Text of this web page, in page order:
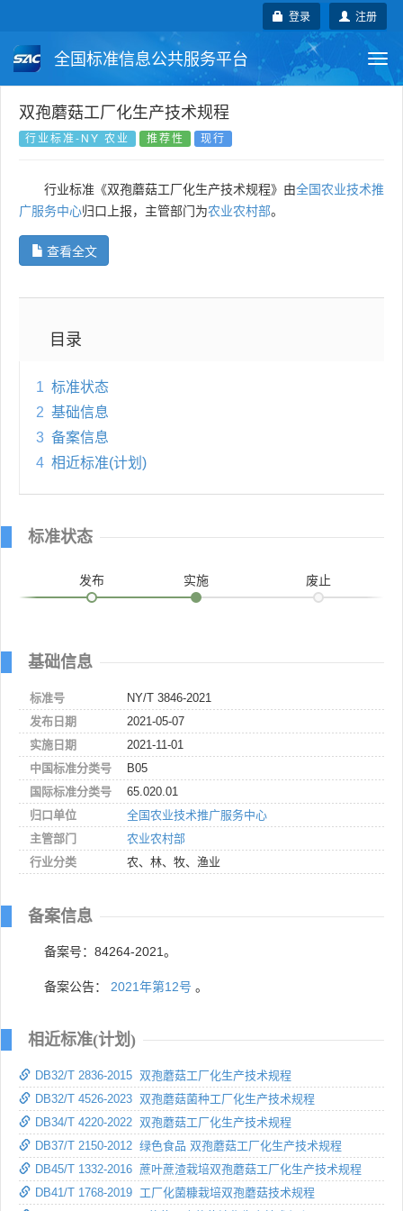
注册
登录
全国标准信息公共服务平台
国家标准 行业标准
国外标准 技术委员会
双孢蘑菇工厂化生产技术规程
行业标准-NY 农业 推荐性 现行
行业标准《双孢蘑菇工厂化生产技术规程》由全国农业技术推
广服务中心归口上报，主管部门为农业农村部。
查看全文
目录
1 标准状态
2 基础信息
3 备案信息
4 相近标准(计划)
标准状态
发布 实施 废止
基础信息
标准号
NY/T 3846-2021
发布日期
2021-05-07
实施日期
2021-11-01
中国标准分类号
B05
国际标准分类号
65.020.01
归口单位
全国农业技术推广服务中心
主管部门
农业农村部
行业分类
农、林、牧、渔业
备案信息
备案号：84264-2021。
备案公告： 2021年第12号 。
相近标准(计划)
DB32/T 2836-2015 双孢蘑菇工厂化生产技术规程
DB32/T 4526-2023 双孢蘑菇菌种工厂化生产技术规程
DB34/T 4220-2022 双孢蘑菇工厂化生产技术规程
DB37/T 2150-2012 绿色食品 双孢蘑菇工厂化生产技术规程
DB45/T 1332-2016 蔗叶蔗渣栽培双孢蘑菇工厂化生产技术规程
DB41/T 1768-2019 工厂化菌糠栽培双孢蘑菇技术规程